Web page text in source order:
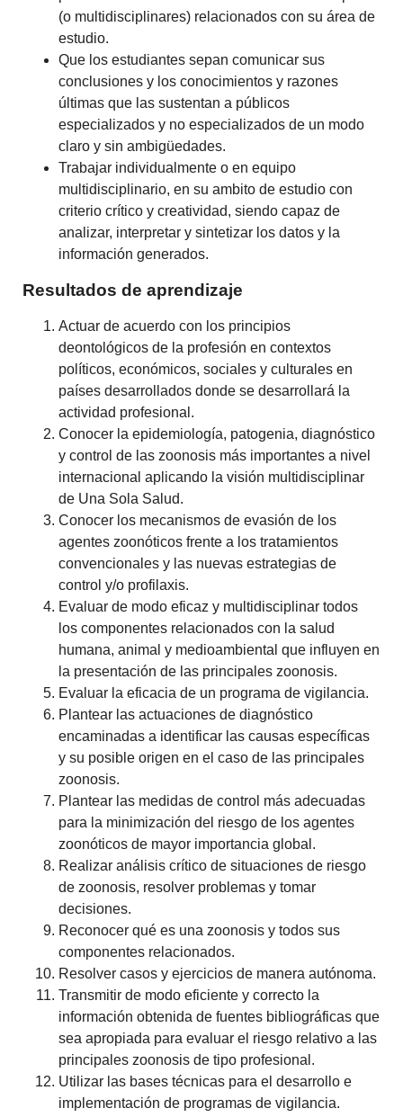
(o multidisciplinares) relacionados con su área de
estudio.
Que los estudiantes sepan comunicar sus
conclusiones y los conocimientos y razones
últimas que las sustentan a públicos
especializados y no especializados de un modo
claro y sin ambigüedades.
Trabajar individualmente o en equipo
multidisciplinario, en su ambito de estudio con
criterio crítico y creatividad, siendo capaz de
analizar, interpretar y sintetizar los datos y la
información generados.
Resultados de aprendizaje
Actuar de acuerdo con los principios
deontológicos de la profesión en contextos
políticos, económicos, sociales y culturales en
países desarrollados donde se desarrollará la
actividad profesional.
Conocer la epidemiología, patogenia, diagnóstico
y control de las zoonosis más importantes a nivel
internacional aplicando la visión multidisciplinar
de Una Sola Salud.
Conocer los mecanismos de evasión de los
agentes zoonóticos frente a los tratamientos
convencionales y las nuevas estrategias de
control y/o profilaxis.
Evaluar de modo eficaz y multidisciplinar todos
los componentes relacionados con la salud
humana, animal y medioambiental que influyen en
la presentación de las principales zoonosis.
Evaluar la eficacia de un programa de vigilancia.
Plantear las actuaciones de diagnóstico
encaminadas a identificar las causas específicas
y su posible origen en el caso de las principales
zoonosis.
Plantear las medidas de control más adecuadas
para la minimización del riesgo de los agentes
zoonóticos de mayor importancia global.
Realizar análisis crítico de situaciones de riesgo
de zoonosis, resolver problemas y tomar
decisiones.
Reconocer qué es una zoonosis y todos sus
componentes relacionados.
Resolver casos y ejercicios de manera autónoma.
Transmitir de modo eficiente y correcto la
información obtenida de fuentes bibliográficas que
sea apropiada para evaluar el riesgo relativo a las
principales zoonosis de tipo profesional.
Utilizar las bases técnicas para el desarrollo e
implementación de programas de vigilancia.